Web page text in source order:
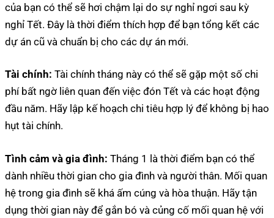
của bạn có thể sẽ hơi chậm lại do sự nghỉ ngơi sau kỳ
nghỉ Tết. Đây là thời điểm thích hợp để bạn tổng kết các
dự án cũ và chuẩn bị cho các dự án mới.
Tài chính: Tài chính tháng này có thể sẽ gặp một số chi
phí bất ngờ liên quan đến việc đón Tết và các hoạt động
đầu năm. Hãy lập kế hoạch chi tiêu hợp lý để không bị hao
hụt tài chính.
Tình cảm và gia đình: Tháng 1 là thời điểm bạn có thể
dành nhiều thời gian cho gia đình và người thân. Mối quan
hệ trong gia đình sẽ khá ấm cúng và hòa thuận. Hãy tận
dụng thời gian này để gắn bó và củng cố mối quan hệ với